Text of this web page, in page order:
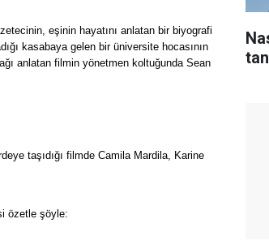
eşinin hayatını anlatan bir biyografi
kasabaya gelen bir üniversite hocasının
anlatan filmin yönetmen koltuğunda Sean
taşıdığı filmde Camila Mardila, Karine
özetle şöyle: